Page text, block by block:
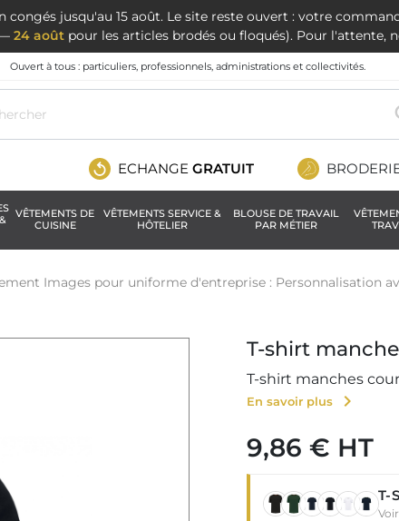
congés jusqu'au 15 août. Le site reste ouvert : votre
24 août pour les articles brodés ou floqués). Pour l'attente,
Ouvert à tous : particuliers, professionnels, administrations et collectivités.
ECHANGE GRATUIT
VÊTEMENTS DE
CUISINE
VÊTEMENTS SERVICE &
HÔTELIER
BLOUSE DE TRAVAIL
PAR MÉTIER
Images pour uniforme d'entreprise : Personnalisation
T-shirt
T-shirt manches
En savoir plus chevron_right
9,86 € HT
T-